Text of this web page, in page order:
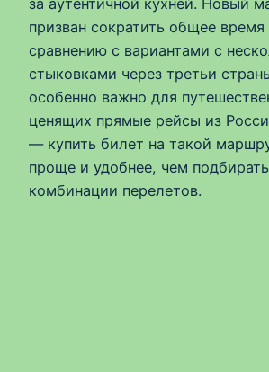
за аутентичной кухней. Новый
призван сократить общее время
сравнению с вариантами с
стыковками через третьи
особенно важно для
ценящих прямые рейсы из
— купить билет на такой
проще и удобнее, чем
комбинации перелетов.